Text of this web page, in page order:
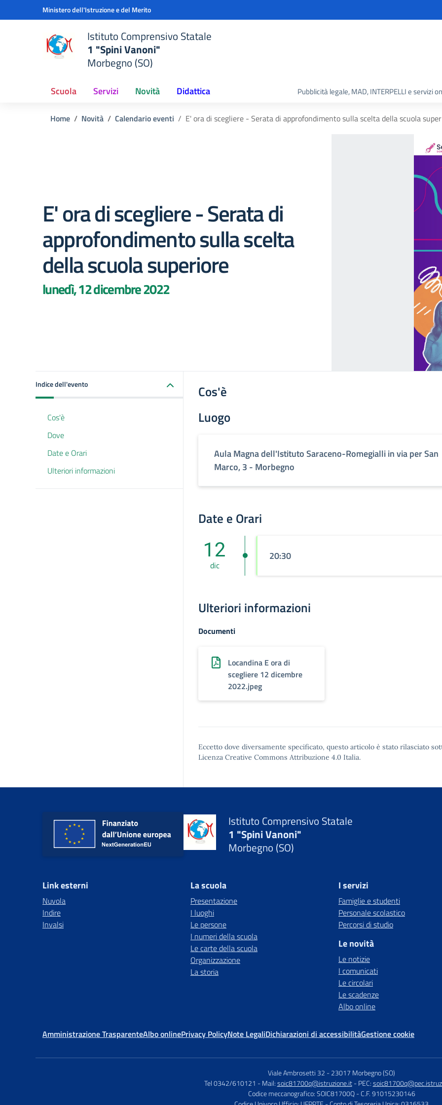
Vai ai contenuti
Vai al menu di navigazioneMinistero dell'Istruzione e del Merito
Istituto Comprensivo Statale
1 "Spini Vanoni"
Morbegno (SO)
Scuola Servizi Novità Didattica Pubblicità legale, MAD, INTERPELLI e servizi
Home Novità Calendario eventi E' ora di scegliere - Serata di approfondimento sulla scelta della scuola
E' ora di scegliere - Serata di
approfondimento sulla scelta
della scuola superiore
lunedì, 12 dicembre 2022
Indice dell'evento
Cos'è
Dove
Date e Orari
Ulteriori informazioni
Cos'è
Luogo
Aula Magna dell'Istituto Saraceno-Romegialli in via per San
Marco, 3 - Morbegno
Date e Orari
12
dic
20:30
Ulteriori informazioni
Documenti
Locandina E ora di
scegliere 12 dicembre
2022.jpeg
Eccetto dove diversamente specificato, questo articolo è stato rilasciato
Licenza Creative Commons Attribuzione 4.0 Italia.
Istituto Comprensivo Statale
1 "Spini Vanoni"
Morbegno (SO)
Link esterni
Nuvola
Indire
Invalsi
La scuola
Presentazione
I luoghi
Le persone
I numeri della scuola
Le carte della scuola
Organizzazione
La storia
I servizi
Famiglie e studenti
Personale scolastico
Percorsi di studio
Le novità
Le notizie
I comunicati
Le circolari
Le scadenze
Albo online
Amministrazione TrasparenteAlbo onlinePrivacy PolicyNote LegaliDichiarazioni di accessibilitàGestione cookie
Viale Ambrosetti 32 -23017 Morbegno (SO)
Tel 0342/610121 - Mail:soic81700q@istruzione.it - PEC:
Codice meccanografico: SOIC81700Q - C.F. 91015230146